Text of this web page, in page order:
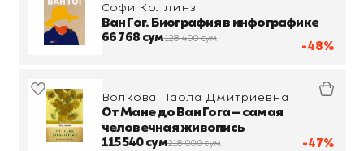
-48%
Софи Коллинз
Ван Гог. Биография в инфографике
66 768 сум128 400 сум
-47%
Волкова Паола Дмитриевна
От Мане до Ван Гога — самая
человечная живопись
115 540 сум218 000 сум